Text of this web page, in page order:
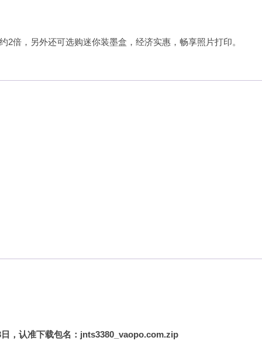
倍，另外还可选购迷你装墨盒，经济实惠，畅享照片打印。
，认准下载包名：jnts3380_vaopo.com.zip